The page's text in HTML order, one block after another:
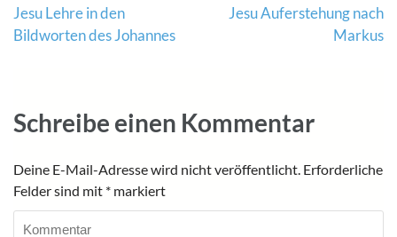
Beitragsnavigation
Jesu Lehre in den
Bildworten des Johannes
Jesu Auferstehung nach
Markus
Schreibe einen Kommentar
Deine E-Mail-Adresse wird nicht veröffentlicht. Erforderliche
Felder sind mit * markiert